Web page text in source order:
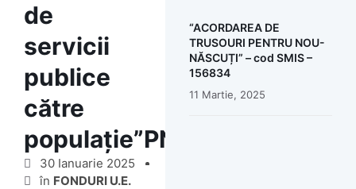
de
servicii
publice
către
30 Ianuarie 2025
în FONDURI U.E.
“ACORDAREA DE
TRUSOURI PENTRU NOU-
NĂSCUȚI” – cod SMIS –
156834
11 Martie, 2025